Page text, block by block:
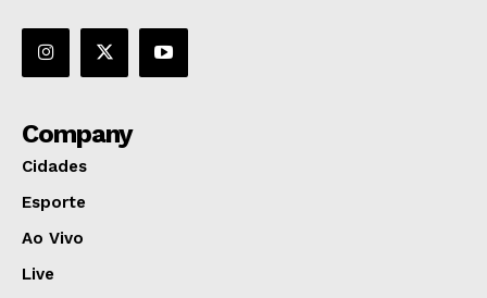
Company
Cidades
Esporte
Ao Vivo
Live